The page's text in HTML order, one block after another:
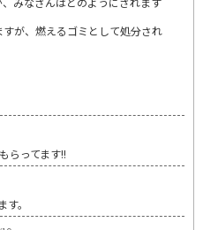
が、燃えるゴミとして処分され
らってます!!
。